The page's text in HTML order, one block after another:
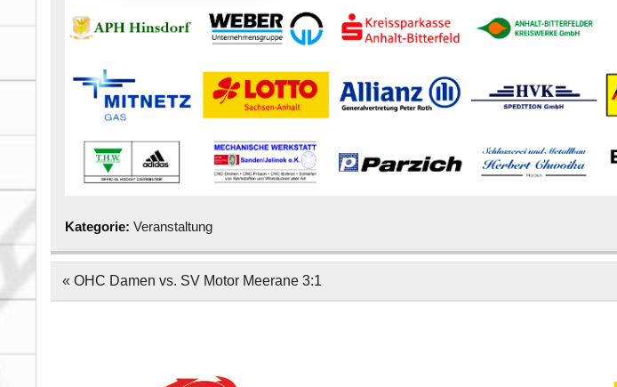
Kategorie:Veranstaltung
Beitragsnavigation
« OHC Damen vs. SV Motor Meerane 3:1